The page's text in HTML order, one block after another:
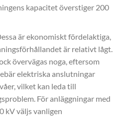
kapacitet överstiger 200
är ekonomiskt fördelaktiga,
är relativt lågt.
övervägas noga, eftersom
elektriska anslutningar
vilket kan leda till
För anläggningar med
kV väljs vanligen